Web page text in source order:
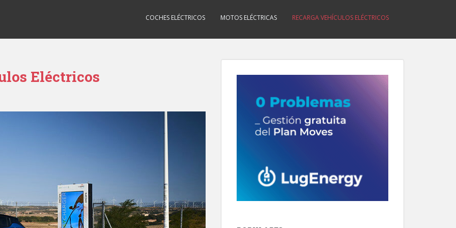
COCHES ELÉCTRICOS MOTOS ELÉCTRICAS RECARGA VEHÍCULOS ELÉCTRICOS
Eléctricos